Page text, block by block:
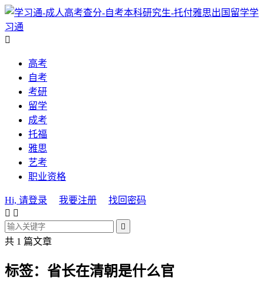
学
习通

高考
自考
考研
留学
成考
托福
雅思
艺考
职业资格
Hi, 请登录 我要注册
找回密码
 

共 1 篇文章
标签：省长在清朝是什么官